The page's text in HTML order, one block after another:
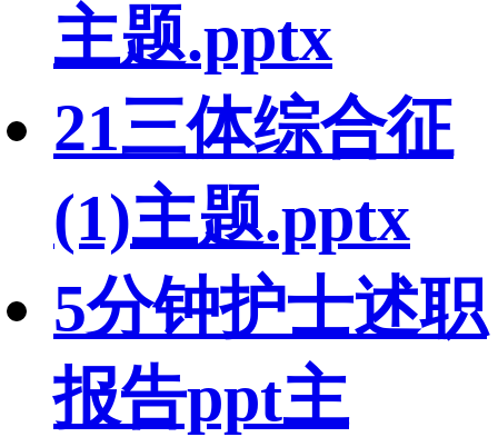
主题.pptx
21三体综合征
(1)主题.pptx
5分钟护士述职
报告ppt主